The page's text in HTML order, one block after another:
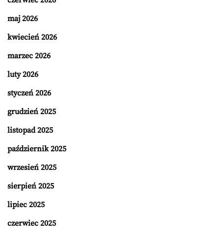
maj 2026
kwiecień 2026
marzec 2026
luty 2026
styczeń 2026
grudzień 2025
listopad 2025
październik 2025
wrzesień 2025
sierpień 2025
lipiec 2025
czerwiec 2025